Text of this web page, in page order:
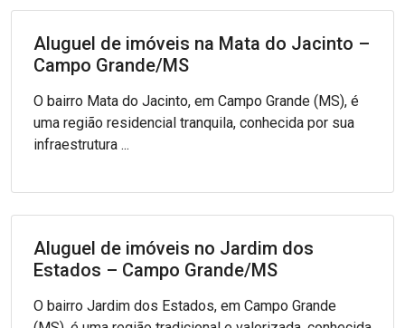
Aluguel de imóveis na Mata do Jacinto –
Campo Grande/MS
O bairro Mata do Jacinto, em Campo Grande (MS), é
uma região residencial tranquila, conhecida por sua
infraestrutura ...
Aluguel de imóveis no Jardim dos
Estados – Campo Grande/MS
O bairro Jardim dos Estados, em Campo Grande